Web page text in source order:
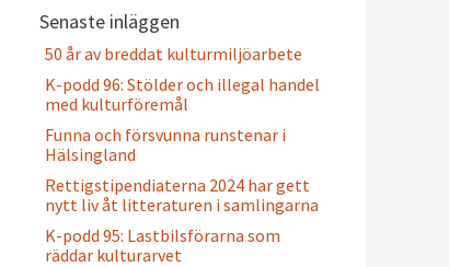
Senaste inläggen
50 år av breddat kulturmiljöarbete
K-podd 96: Stölder och illegal handel
med kulturföremål
Funna och försvunna runstenar i
Hälsingland
Rettigstipendiaterna 2024 har gett
nytt liv åt litteraturen i samlingarna
K-podd 95: Lastbilsförarna som
räddar kulturarvet